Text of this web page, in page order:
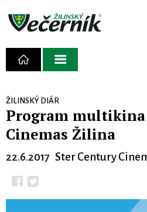
ŽILINSKÝ DIÁR
Program
Cinemas Žilina
22.6.2017 Ster Century